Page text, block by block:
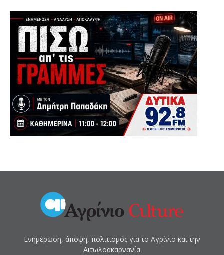
Ενημέρωση, άποψη, πολιτισμός για το Αγρίνιο και την
Αιτωλοακαρνανία